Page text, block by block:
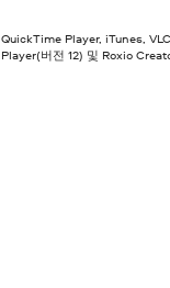
QuickTime Player, iTunes,
Player(버전 12) 및 Roxio